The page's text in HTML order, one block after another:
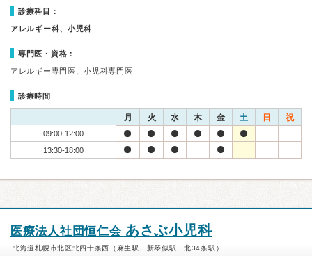
診療科目：
アレルギー科、小児科
専門医・資格：
アレルギー専門医、小児科専門医
診療時間
月 火 水 木 金 土 日 祝
09:00-12:00
13:30-18:00
医療法人社団恒仁会 あさぶ小児科
北海道札幌市北区北四十条西（麻生駅、新琴似駅、北34条駅）